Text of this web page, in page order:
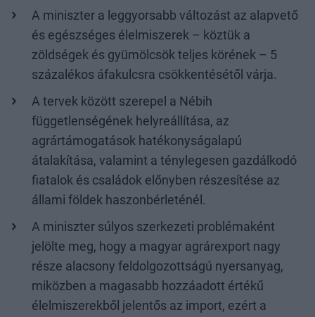
A miniszter a leggyorsabb változást az alapvető
és egészséges élelmiszerek – köztük a
zöldségek és gyümölcsök teljes körének – 5
százalékos áfakulcsra csökkentésétől várja.
A tervek között szerepel a Nébih
függetlenségének helyreállítása, az
agrártámogatások hatékonyságalapú
átalakítása, valamint a ténylegesen gazdálkodó
fiatalok és családok előnyben részesítése az
állami földek haszonbérleténél.
A miniszter súlyos szerkezeti problémaként
jelölte meg, hogy a magyar agrárexport nagy
része alacsony feldolgozottságú nyersanyag,
miközben a magasabb hozzáadott értékű
élelmiszerekből jelentős az import, ezért a